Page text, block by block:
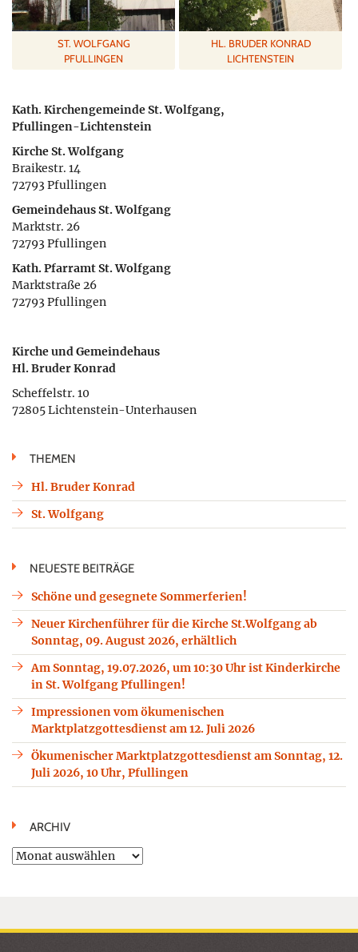
ST. WOLFGANG
PFULLINGEN
HL. BRUDER KONRAD
LICHTENSTEIN
Kath. Kirchengemeinde St. Wolfgang,
Pfullingen-Lichtenstein
Kirche St. Wolfgang
Braikestr. 14
72793 Pfullingen
Gemeindehaus St. Wolfgang
Marktstr. 26
72793 Pfullingen
Kath. Pfarramt St. Wolfgang
Marktstraße 26
72793 Pfullingen
Kirche und Gemeindehaus
Hl. Bruder Konrad
Scheffelstr. 10
72805 Lichtenstein-Unterhausen
THEMEN
Hl. Bruder Konrad
St. Wolfgang
NEUESTE BEITRÄGE
Schöne und gesegnete Sommerferien!
Neuer Kirchenführer für die Kirche St.Wolfgang ab
Sonntag, 09. August 2026, erhältlich
Am Sonntag, 19.07.2026, um 10:30 Uhr ist Kinderkirche
in St. Wolfgang Pfullingen!
Impressionen vom ökumenischen
Marktplatzgottesdienst am 12. Juli 2026
Ökumenischer Marktplatzgottesdienst am Sonntag, 12.
Juli 2026, 10 Uhr, Pfullingen
ARCHIV
Archiv